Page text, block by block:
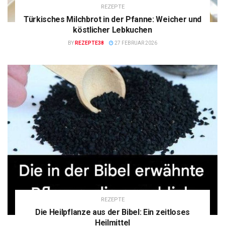
REZEPTE
Türkisches Milchbrot in der Pfanne: Weicher und
köstlicher Lebkuchen
BY REZEPTE38 27 FEBRUAR 2026
REZEPTE
Die Heilpflanze aus der Bibel: Ein zeitloses
Heilmittel